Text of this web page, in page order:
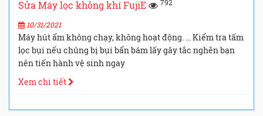
Sửa Máy lọc không khí FujiE 792
10/31/2021
Máy hút ẩm không chạy, không hoạt động. ... Kiểm tra tấm
lọc bụi nếu chúng bị bụi bẩn bám lấy gây tắc nghẽn bạn
nên tiến hành vệ sinh ngay
Xem chi tiết